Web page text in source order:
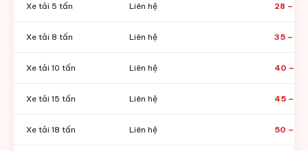
Xe tải 5 tấn Liên hệ 28 –
Xe tải 8 tấn Liên hệ 35 –
Xe tải 10 tấn Liên hệ 40 –
Xe tải 15 tấn Liên hệ 45 –
Xe tải 18 tấn Liên hệ 50 –